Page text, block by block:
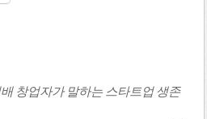
창업자가 말하는 스타트업 생존